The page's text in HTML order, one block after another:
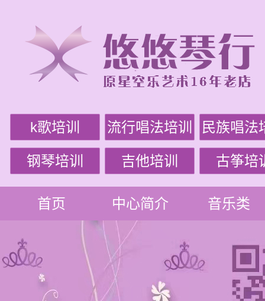
k歌培训 流行唱法培训 民族唱法
钢琴培训 吉他培训 古筝培
首页 中心简介 音乐类